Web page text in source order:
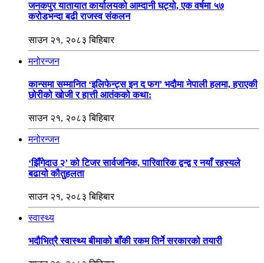
जनकपुर यातायात कार्यालयको आम्दानी घट्यो, एक वर्षमा ५७
करोडभन्दा बढी राजस्व संकलन
साउन २१, २०८३ बिहिबार
मनोरन्जन
कान्समा सम्मानित ‘इलिफेन्ट्स इन द फग’ भदौमा नेपाली हलमा, हराएकी
छोरीको खोजी र हात्ती आतंकको कथा:
साउन २१, २०८३ बिहिबार
मनोरन्जन
‘झिँगेदाउ २’ को टिजर सार्वजनिक, पारिवारिक द्वन्द्व र नयाँ रहस्यले
बढायो कौतुहलता
साउन २१, २०८३ बिहिबार
स्वास्थ्य
भदौभित्रै स्वास्थ्य बीमाको बाँकी रकम तिर्ने सरकारको तयारी